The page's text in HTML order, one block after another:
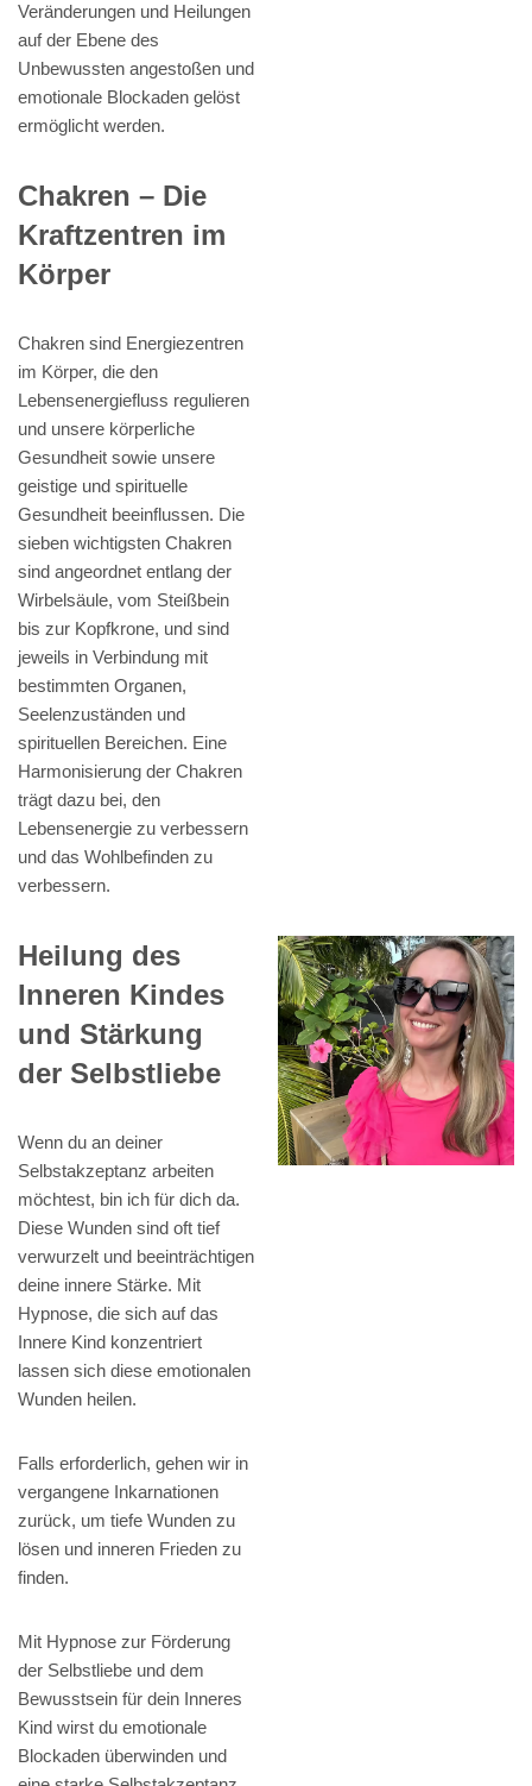
Veränderungen und Heilungen
auf der Ebene des
Unbewussten angestoßen und
emotionale Blockaden gelöst
ermöglicht werden.
Chakren – Die
Kraftzentren im
Körper
Chakren sind Energiezentren
im Körper, die den
Lebensenergiefluss regulieren
und unsere körperliche
Gesundheit sowie unsere
geistige und spirituelle
Gesundheit beeinflussen. Die
sieben wichtigsten Chakren
sind angeordnet entlang der
Wirbelsäule, vom Steißbein
bis zur Kopfkrone, und sind
jeweils in Verbindung mit
bestimmten Organen,
Seelenzuständen und
spirituellen Bereichen. Eine
Harmonisierung der Chakren
trägt dazu bei, den
Lebensenergie zu verbessern
und das Wohlbefinden zu
verbessern.
Heilung des
Inneren Kindes
und Stärkung
der Selbstliebe
Wenn du an deiner
Selbstakzeptanz arbeiten
möchtest, bin ich für dich da.
Diese Wunden sind oft tief
verwurzelt und beeinträchtigen
deine innere Stärke. Mit
Hypnose, die sich auf das
Innere Kind konzentriert
lassen sich diese emotionalen
Wunden heilen.
Falls erforderlich, gehen wir in
vergangene Inkarnationen
zurück, um tiefe Wunden zu
lösen und inneren Frieden zu
finden.
Mit Hypnose zur Förderung
der Selbstliebe und dem
Bewusstsein für dein Inneres
Kind wirst du emotionale
Blockaden überwinden und